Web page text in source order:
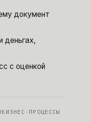
документ
деньгах,
с оценкой
БИЗНЕС-ПРОЦЕССЫ